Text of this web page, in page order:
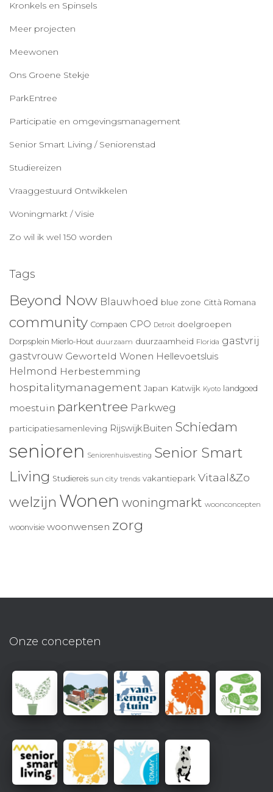
Kronkels en Spinsels
Meer projecten
Meewonen
Ons Groene Stekje
ParkEntree
Participatie en omgevingsmanagement
Senior Smart Living / Seniorenstad
Studiereizen
Vraaggestuurd Ontwikkelen
Woningmarkt / Visie
Zo wil ik wel 150 worden
Tags
Beyond Now Blauwhoed blue zone Città Romana
community Compaen CPO Detroit doelgroepen
Dorpsplein Mierlo-Hout duurzaam duurzaamheid Florida gastvrij
gastvrouw Geworteld Wonen Hellevoetsluis
Helmond Herbestemming
hospitalitymanagement Japan Katwijk Kyoto landgoed
moestuin parkentree Parkweg
participatiesamenleving RijswijkBuiten Schiedam
senioren Seniorenhuisvesting Senior Smart
Living Studiereis sun city trends vakantiepark Vitaal&Zo
welzijn Wonen woningmarkt woonconcepten
woonvisie woonwensen zorg
Onze concepten